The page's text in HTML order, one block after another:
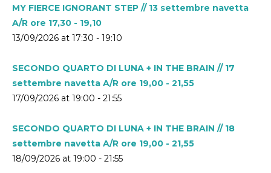
MY FIERCE IGNORANT STEP // 13 settembre navetta
A/R ore 17,30 - 19,10
13/09/2026 at 17:30 - 19:10
SECONDO QUARTO DI LUNA + IN THE BRAIN // 17
settembre navetta A/R ore 19,00 - 21,55
17/09/2026 at 19:00 - 21:55
SECONDO QUARTO DI LUNA + IN THE BRAIN // 18
settembre navetta A/R ore 19,00 - 21,55
18/09/2026 at 19:00 - 21:55